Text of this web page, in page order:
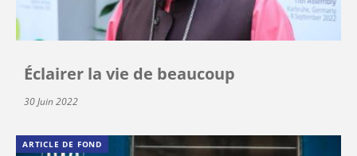
Éclairer la vie de beaucoup
30 Juin 2022
ARTICLE DE FOND